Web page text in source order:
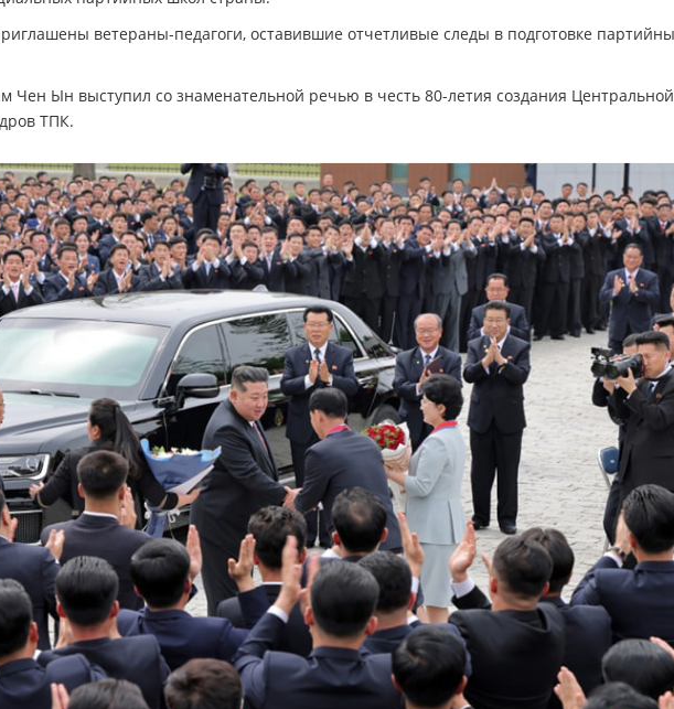
ветераны-педагоги, оставившие отчетливые следы в подготовке
Ын выступил со знаменательной речью в честь 80-летия создания Центральной
ТПК.